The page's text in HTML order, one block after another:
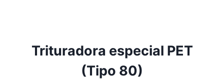
Trituradora especial PET
(Tipo 80)